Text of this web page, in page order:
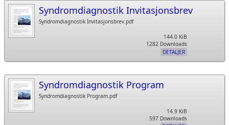
Syndromdiagnostik Invitasjonsbrev
Syndromdiagnostik Invitasjonsbrev.pdf
144.0 KiB
1282 Downloads
DETALJER
Syndromdiagnostik Program
Syndromdiagnostik Program.pdf
14.9 KiB
597 Downloads